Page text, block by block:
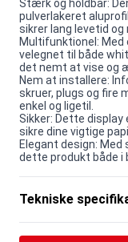
Stærk og holdbar:
pulverlakeret
sikrer lang levetid og
Multifunktionel: Med
velegnet til både
det nemt at vise og
Nem at installere:
skruer, plugs og fire
enkel og ligetil.
Sikker: Dette
sikre dine vigtige
Elegant design:
dette produkt både i
Tekniske